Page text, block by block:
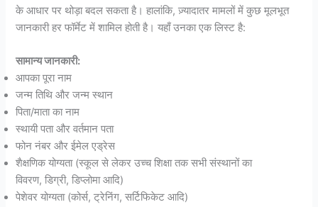
के आधार पर थोड़ा बदल सकता है। हालांकि, ज़्यादातर मामलों में कुछ मूलभूत
जानकारी हर फॉर्मेट में शामिल होती है। यहाँ उनका एक लिस्ट है:
सामान्य जानकारी:
आपका पूरा नाम
जन्म तिथि और जन्म स्थान
पिता/माता का नाम
स्थायी पता और वर्तमान पता
फोन नंबर और ईमेल एड्रेस
शैक्षणिक योग्यता (स्कूल से लेकर उच्च शिक्षा तक सभी संस्थानों का
विवरण, डिग्री, डिप्लोमा आदि)
पेशेवर योग्यता (कोर्स, ट्रेनिंग, सर्टिफिकेट आदि)